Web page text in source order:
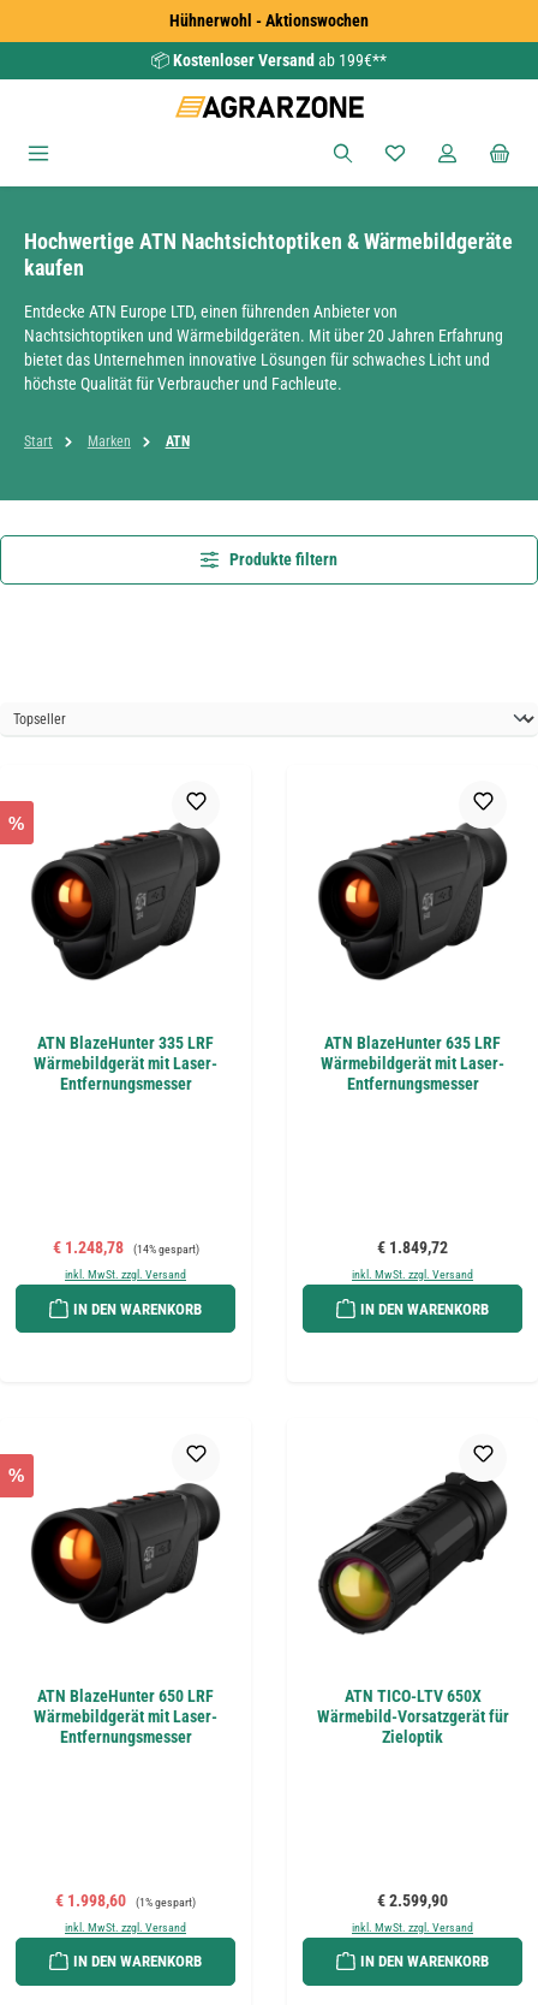
Zum Hauptinhalt springenHühnerwohl - Aktionswochen
📦Kostenloser Versand ab 199€**
Du hast 0
Hochwertige ATN Nachtsichtoptiken & Wärmebildgeräte
kaufen
Entdecke ATN Europe LTD, einen führenden Anbieter von
Nachtsichtoptiken und Wärmebildgeräten. Mit über 20 Jahren Erfahrung
bietet das Unternehmen innovative Lösungen für schwaches Licht und
höchste Qualität für Verbraucher und Fachleute.
Start Marken ATN
Produkte filtern
%
ATN BlazeHunter 335 LRF
Wärmebildgerät mit Laser-
Entfernungsmesser
Verkaufspreis:
€ 1.248,78 Regulärer Preis:
(14% gespart)
inkl. MwSt. zzgl. Versand
IN DEN WARENKORB
ATN BlazeHunter 635 LRF
Wärmebildgerät mit Laser-
Entfernungsmesser
Regulärer Preis:
€ 1.849,72
inkl. MwSt. zzgl. Versand
IN DEN WARENKORB
%
ATN BlazeHunter 650 LRF
Wärmebildgerät mit Laser-
Entfernungsmesser
Verkaufspreis:
€ 1.998,60 Regulärer Preis:
(1% gespart)
inkl. MwSt. zzgl. Versand
IN DEN WARENKORB
ATN TICO-LTV 650X
Wärmebild-Vorsatzgerät für
Zieloptik
Regulärer Preis:
€ 2.599,90
inkl. MwSt. zzgl. Versand
IN DEN WARENKORB